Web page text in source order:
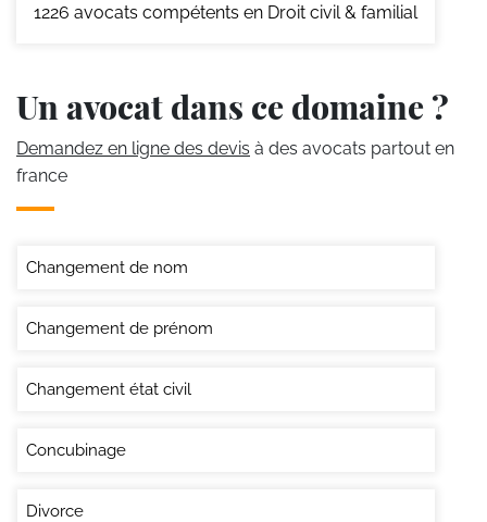
1226 avocats compétents en Droit civil & familial
Un avocat dans ce domaine ?
Demandez en ligne des devis à des avocats partout en
france
Changement de nom
Changement de prénom
Changement état civil
Concubinage
Divorce